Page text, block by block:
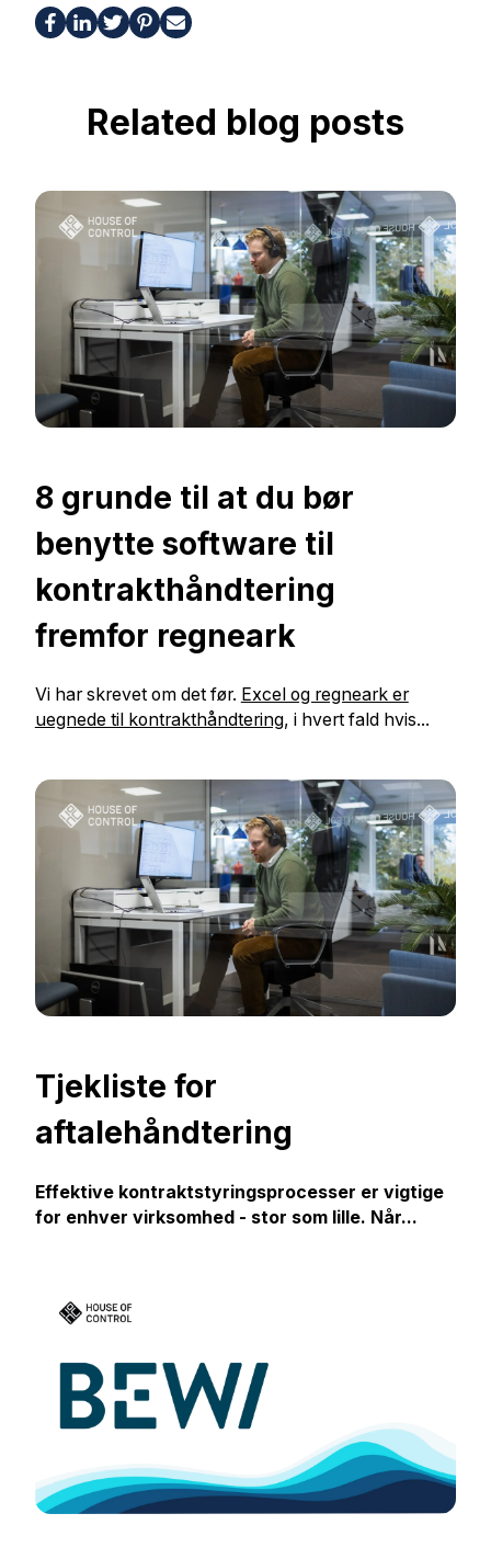
Related blog posts
8 grunde til at du bør
benytte software til
kontrakthåndtering
fremfor regneark
Vi har skrevet om det før. Excel og regneark er
uegnede til kontrakthåndtering, i hvert fald hvis...
Tjekliste for
aftalehåndtering
Effektive kontraktstyringsprocesser er vigtige
for enhver virksomhed - stor som lille. Når...